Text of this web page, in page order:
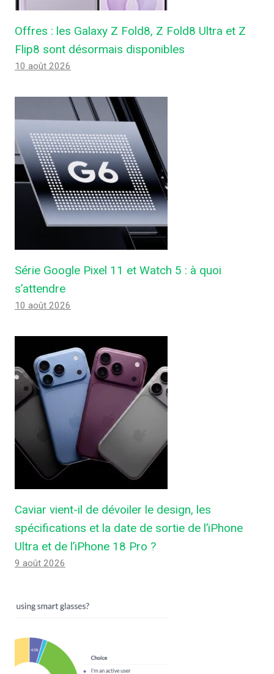
Offres : les Galaxy Z Fold8, Z Fold8 Ultra et Z
Flip8 sont désormais disponibles
10 août 2026
Série Google Pixel 11 et Watch 5 : à quoi
s’attendre
10 août 2026
Caviar vient-il de dévoiler le design, les
spécifications et la date de sortie de l’iPhone
Ultra et de l’iPhone 18 Pro ?
9 août 2026